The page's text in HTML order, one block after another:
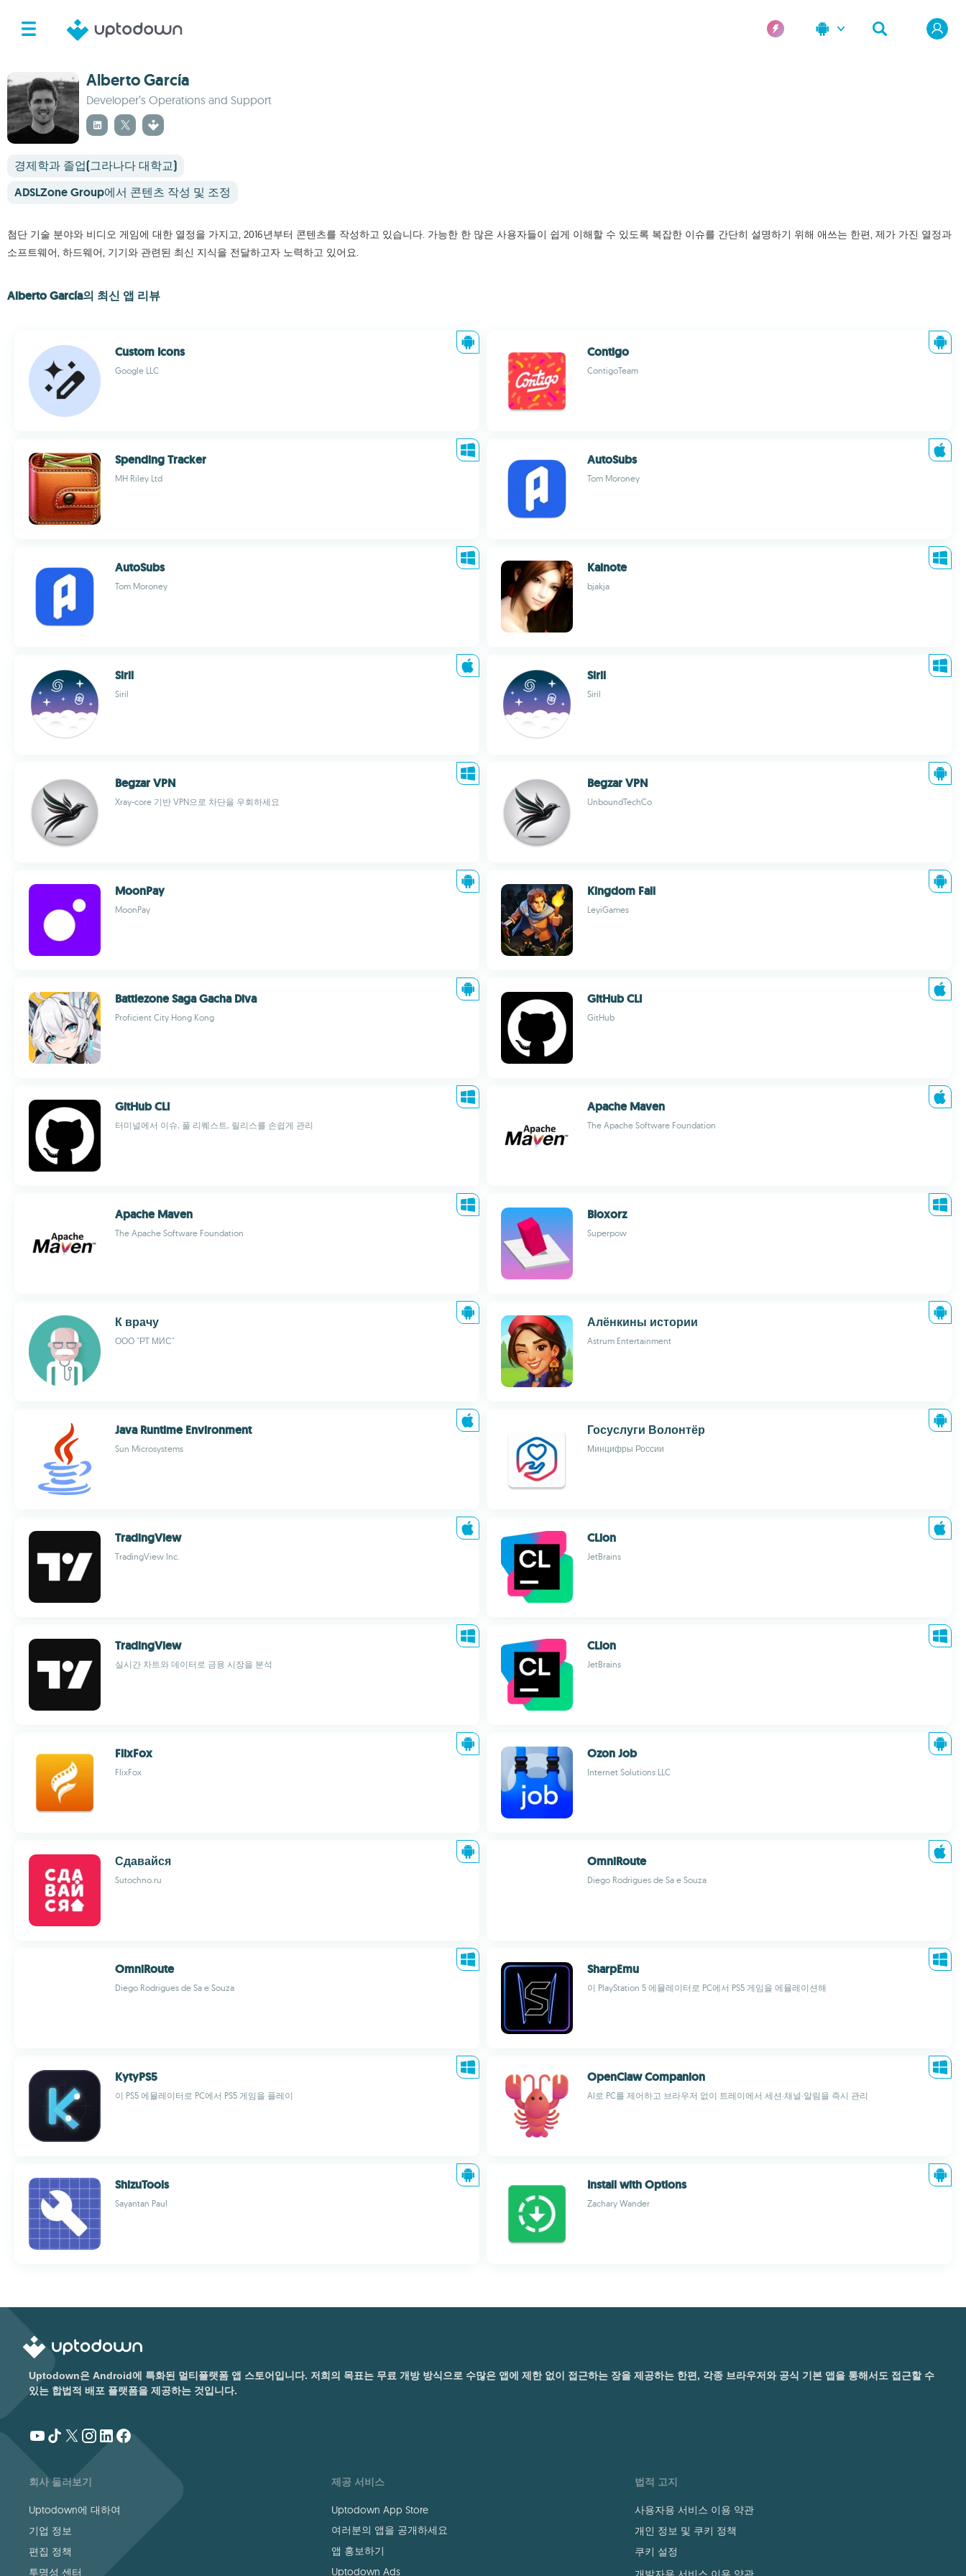
Alberto García
Developer’s Operations and Support
경제학과 졸업(그라나다 대학교)
ADSLZone Group에서 콘텐츠 작성 및 조정
첨단 기술 분야와 비디오 게임에 대한 열정을 가지고, 2016년부터 콘텐츠를 작성하고 있습니다. 가능한 한 많은 사용자들이 쉽게 이해할 수 있도록 복잡한 이슈를 간단히 설명하기 위해 애쓰는 한편, 제가 가진 열정과
소프트웨어, 하드웨어, 기기와 관련된 최신 지식을 전달하고자 노력하고 있어요.
Alberto García의 최신 앱 리뷰
Custom Icons
Google LLC
Contigo
ContigoTeam
Spending Tracker
MH Riley Ltd
AutoSubs
Tom Moroney
AutoSubs
Tom Moroney
Kainote
bjakja
Siril
Siril
Siril
Siril
Begzar VPN
Xray-core 기반 VPN으로 차단을 우회하세요
Begzar VPN
UnboundTechCo
MoonPay
MoonPay
Kingdom Fall
LeyiGames
Battlezone Saga Gacha Diva
Proficient City Hong Kong
GitHub CLI
GitHub
GitHub CLI
터미널에서 이슈, 풀 리퀘스트, 릴리스를 손쉽게 관리
Apache Maven
The Apache Software Foundation
Apache Maven
The Apache Software Foundation
Bloxorz
Superpow
К врачу
ООО "РТ МИС"
Алёнкины истории
Astrum Entertainment
Java Runtime Environment
Sun Microsystems
Госуслуги Волонтёр
Минцифры России
TradingView
TradingView Inc.
CLion
JetBrains
TradingView
실시간 차트와 데이터로 금융 시장을 분석
CLion
JetBrains
FlixFox
FlixFox
Ozon Job
Internet Solutions LLC
Сдавайся
Sutochno.ru
OmniRoute
Diego Rodrigues de Sa e Souza
OmniRoute
Diego Rodrigues de Sa e Souza
SharpEmu
이 PlayStation 5 에뮬레이터로 PC에서 PS5 게임을 에뮬레이션해
KytyPS5
이 PS5 에뮬레이터로 PC에서 PS5 게임을 플레이
OpenClaw Companion
AI로 PC를 제어하고 브라우저 없이 트레이에서 세션·채널·알림을 즉시 관리
ShizuTools
Sayantan Paul
Install with Options
Zachary Wander
Uptodown은 Android에 특화된 멀티플랫폼 앱 스토어입니다. 저희의 목표는 무료 개방 방식으로 수많은 앱에 제한 없이 접근하는 장을 제공하는 한편, 각종 브라우저와 공식 기본 앱을 통해서도 접근할 수
있는 합법적 배포 플랫폼을 제공하는 것입니다.
회사 둘러보기
Uptodown에 대하여
기업 정보
편집 정책
투명성 센터
제공 서비스
Uptodown App Store
여러분의 앱을 공개하세요
앱 홍보하기
Uptodown Ads
법적 고지
사용자용 서비스 이용 약관
개인 정보 및 쿠키 정책
쿠키 설정